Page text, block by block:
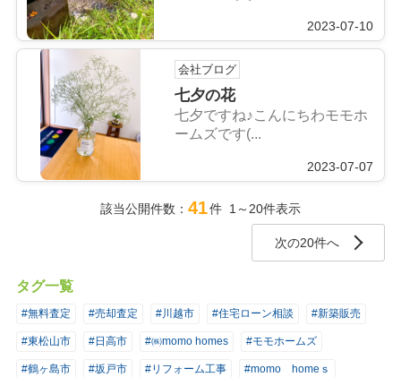
2023-07-10
会社ブログ
七夕の花
七夕ですね♪こんにちわモモホ
ームズです(...
2023-07-07
該当公開件数： 41件 1～20件表示
次の20件へ
タグ一覧
#無料査定 #売却査定 #川越市 #住宅ローン相談 #新築販売
#東松山市 #日高市 #㈱momo homes #モモホームズ
#鶴ヶ島市 #坂戸市 #リフォーム工事 #momo homeｓ